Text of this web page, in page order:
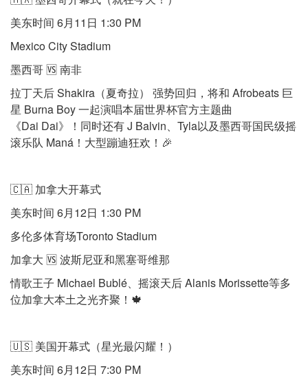
美东时间 6月11日 1:30 PM
Mexico City Stadium
墨西哥 🆚 南非
拉丁天后 Shakira（夏奇拉） 强势回归，将和 Afrobeats 巨
星 Burna Boy 一起演唱本届世界杯官方主题曲
《Dai Dai》！同时还有 J Balvin、Tyla以及墨西哥国民级摇
滚乐队 Maná！大型蹦迪狂欢！🎉
🇨🇦 加拿大开幕式
美东时间 6月12日 1:30 PM
多伦多体育场Toronto Stadium
加拿大 🆚 波斯尼亚和黑塞哥维那
情歌王子 Michael Bublé、摇滚天后 Alanis Morissette等多
位加拿大本土之光齐聚！🍁
🇺🇸 美国开幕式（星光最闪耀！）
美东时间 6月12日 7:30 PM